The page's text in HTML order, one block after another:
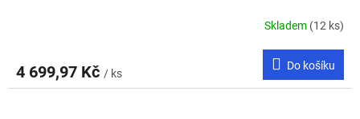
Skladem (12 ks)
4 699,97 Kč / ks
Do košíku